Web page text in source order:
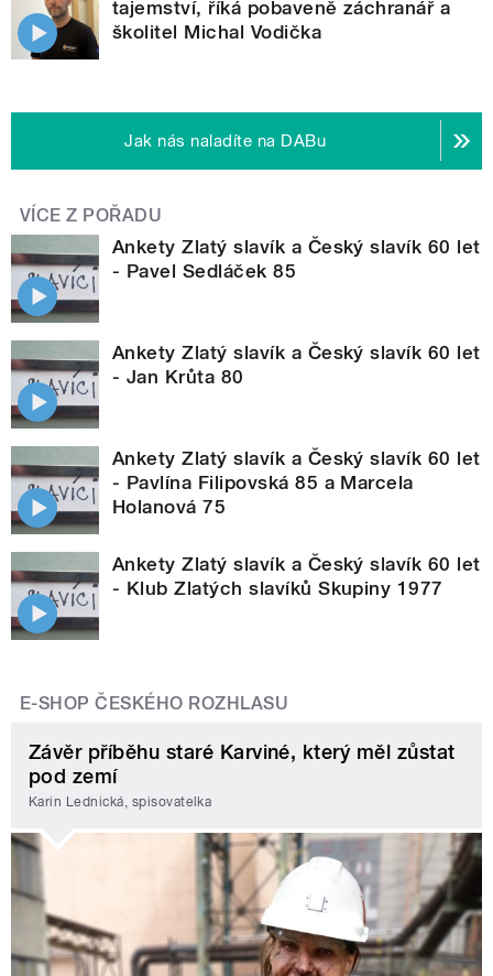
tajemství, říká pobaveně záchranář a
školitel Michal Vodička
Jak nás naladíte na DABu
VÍCE Z POŘADU
Ankety Zlatý slavík a Český slavík 60 let
- Pavel Sedláček 85
Ankety Zlatý slavík a Český slavík 60 let
- Jan Krůta 80
Ankety Zlatý slavík a Český slavík 60 let
- Pavlína Filipovská 85 a Marcela
Holanová 75
Ankety Zlatý slavík a Český slavík 60 let
- Klub Zlatých slavíků Skupiny 1977
E-SHOP ČESKÉHO ROZHLASU
Závěr příběhu staré Karviné, který měl zůstat
pod zemí
Karin Lednická, spisovatelka